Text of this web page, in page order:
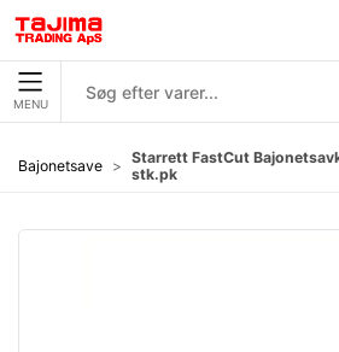
MENU
Bajonetsave
Starrett FastCut
stk.pk